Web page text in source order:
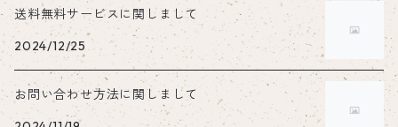
送料無料サービスに関しまして
2024/12/25
お問い合わせ方法に関しまして